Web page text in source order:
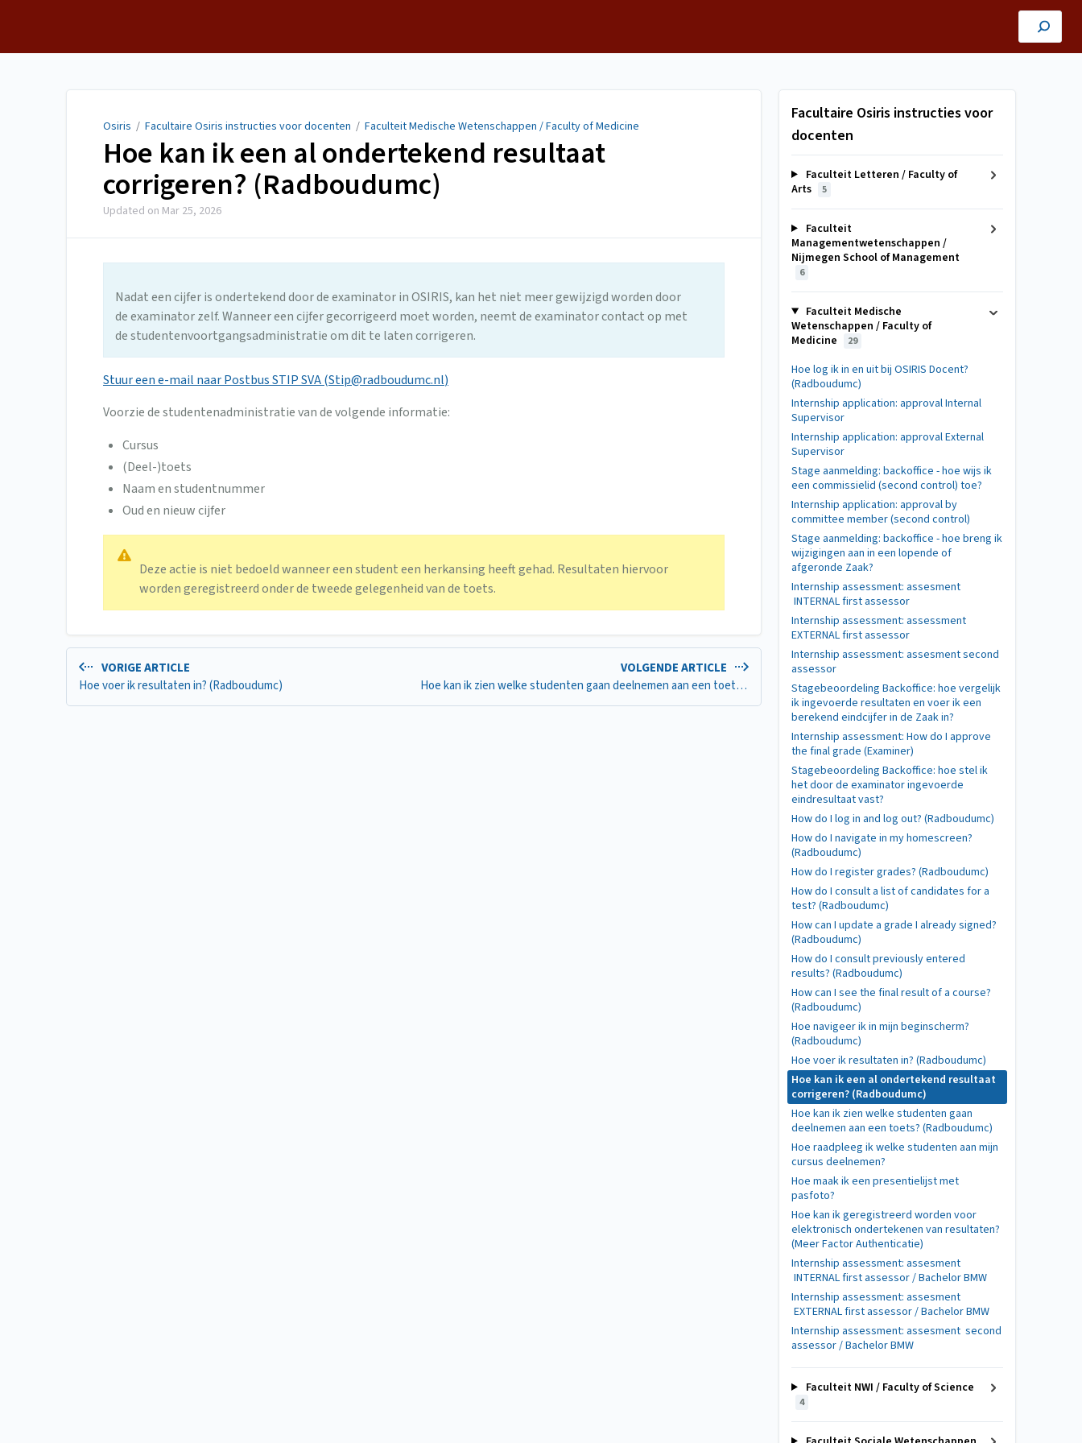
Osiris / Facultaire Osiris instructies voor docenten / Faculteit Medische Wetenschappen / Faculty of Medicine
Hoe kan ik een al ondertekend resultaat
corrigeren? (Radboudumc)
Updated on Mar 25, 2026
Nadat een cijfer is ondertekend door de examinator in OSIRIS, kan het niet meer gewijzigd worden door
de examinator zelf. Wanneer een cijfer gecorrigeerd moet worden, neemt de examinator contact op met
de studentenvoortgangsadministratie om dit te laten corrigeren.
Stuur een e-mail naar Postbus STIP SVA (Stip@radboudumc.nl)
Voorzie de studentenadministratie van de volgende informatie:
Cursus
(Deel-)toets
Naam en studentnummer
Oud en nieuw cijfer
Deze actie is niet bedoeld wanneer een student een herkansing heeft gehad. Resultaten hiervoor
worden geregistreerd onder de tweede gelegenheid van de toets.
VORIGE ARTICLE
Hoe voer ik resultaten in? (Radboudumc)
VOLGENDE ARTICLE
Hoe kan ik zien welke studenten gaan deelnemen aan een toets? (Radboudumc)
Facultaire Osiris instructies voor
docenten
Faculteit Letteren / Faculty of
Arts
5
Faculteit
Managementwetenschappen /
Nijmegen School of Management
6
Faculteit Medische
Wetenschappen / Faculty of
Medicine
29
Hoe log ik in en uit bij OSIRIS Docent?
(Radboudumc)
Internship application: approval Internal
Supervisor
Internship application: approval External
Supervisor
Stage aanmelding: backoffice - hoe wijs ik
een commissielid (second control) toe?
Internship application: approval by
committee member (second control)
Stage aanmelding: backoffice - hoe breng ik
wijzigingen aan in een lopende of
afgeronde Zaak?
Internship assessment: assesment
INTERNAL first assessor
Internship assessment: assessment
EXTERNAL first assessor
Internship assessment: assesment second
assessor
Stagebeoordeling Backoffice: hoe vergelijk
ik ingevoerde resultaten en voer ik een
berekend eindcijfer in de Zaak in?
Internship assessment: How do I approve
the final grade (Examiner)
Stagebeoordeling Backoffice: hoe stel ik
het door de examinator ingevoerde
eindresultaat vast?
How do I log in and log out? (Radboudumc)
How do I navigate in my homescreen?
(Radboudumc)
How do I register grades? (Radboudumc)
How do I consult a list of candidates for a
test? (Radboudumc)
How can I update a grade I already signed?
(Radboudumc)
How do I consult previously entered
results? (Radboudumc)
How can I see the final result of a course?
(Radboudumc)
Hoe navigeer ik in mijn beginscherm?
(Radboudumc)
Hoe voer ik resultaten in? (Radboudumc)
Hoe kan ik een al ondertekend resultaat
corrigeren? (Radboudumc)
Hoe kan ik zien welke studenten gaan
deelnemen aan een toets? (Radboudumc)
Hoe raadpleeg ik welke studenten aan mijn
cursus deelnemen?
Hoe maak ik een presentielijst met
pasfoto?
Hoe kan ik geregistreerd worden voor
elektronisch ondertekenen van resultaten?
(Meer Factor Authenticatie)
Internship assessment: assesment
INTERNAL first assessor / Bachelor BMW
Internship assessment: assesment
EXTERNAL first assessor / Bachelor BMW
Internship assessment: assesment second
assessor / Bachelor BMW
Faculteit NWI / Faculty of Science
4